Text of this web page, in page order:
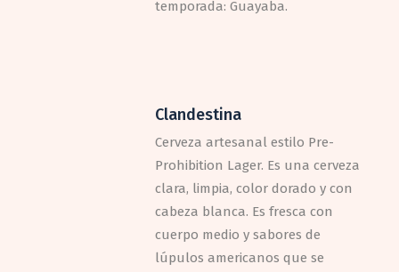
temporada: Guayaba.
Clandestina
Cerveza artesanal estilo Pre-
Prohibition Lager. Es una cerveza
clara, limpia, color dorado y con
cabeza blanca. Es fresca con
cuerpo medio y sabores de
lúpulos americanos que se